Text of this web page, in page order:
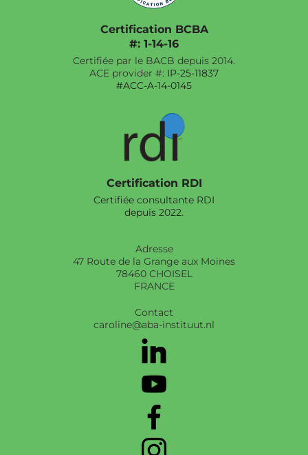
Certification BCBA
#: 1-14-16
Certifiée par le BACB depuis 2014.
ACE provider #: IP-25-11837
#ACC-A-14-0145
Certification RDI
Certifiée consultante RDI
depuis 2022.
Adresse
47 Route de la Grange aux Moines
78460 CHOISEL
FRANCE
Contact
caroline@aba-instituut.nl